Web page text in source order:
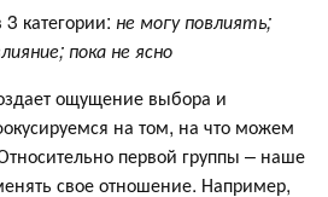
категории: не могу повлиять;
пока не ясно
ощущение выбора и
на том, на что можем
первой группы – наше
свое отношение. Например,